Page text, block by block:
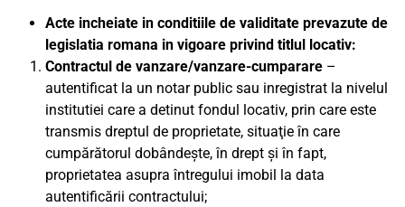
Acte incheiate in conditiile de validitate prevazute de
legislatia romana in vigoare privind titlul locativ:
Contractul de vanzare/vanzare-cumparare –
autentificat la un notar public sau inregistrat la nivelul
institutiei care a detinut fondul locativ, prin care este
transmis dreptul de proprietate, situaţie în care
cumpărătorul dobândeşte, în drept şi în fapt,
proprietatea asupra întregului imobil la data
autentificării contractului;